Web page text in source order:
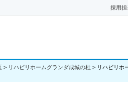
採用
> リハビリホームグランダ成城の杜 > リハビリホ